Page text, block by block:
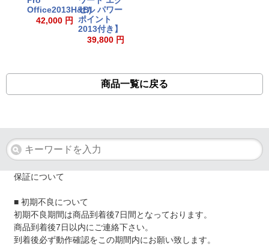
Office2013H&B)
42,000 円
セル パワー
ポイント
2013付き】
39,800 円
商品一覧に戻る
保証について
■ 初期不良について
初期不良期間は商品到着後7日間となっております。
商品到着後7日以内にご連絡下さい。
到着後必ず動作確認をこの期間内にお願い致します。